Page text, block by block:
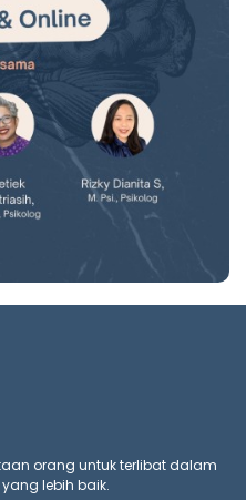
orang untuk terlibat dalam
lebih baik.